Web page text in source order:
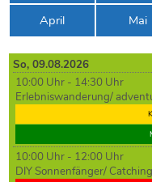
April Mai
So,09.08.2026
10:00 Uhr - 14:30 Uhr
Erlebniswanderung/
10:00 Uhr - 12:00 Uhr
DIY Sonnenfänger/